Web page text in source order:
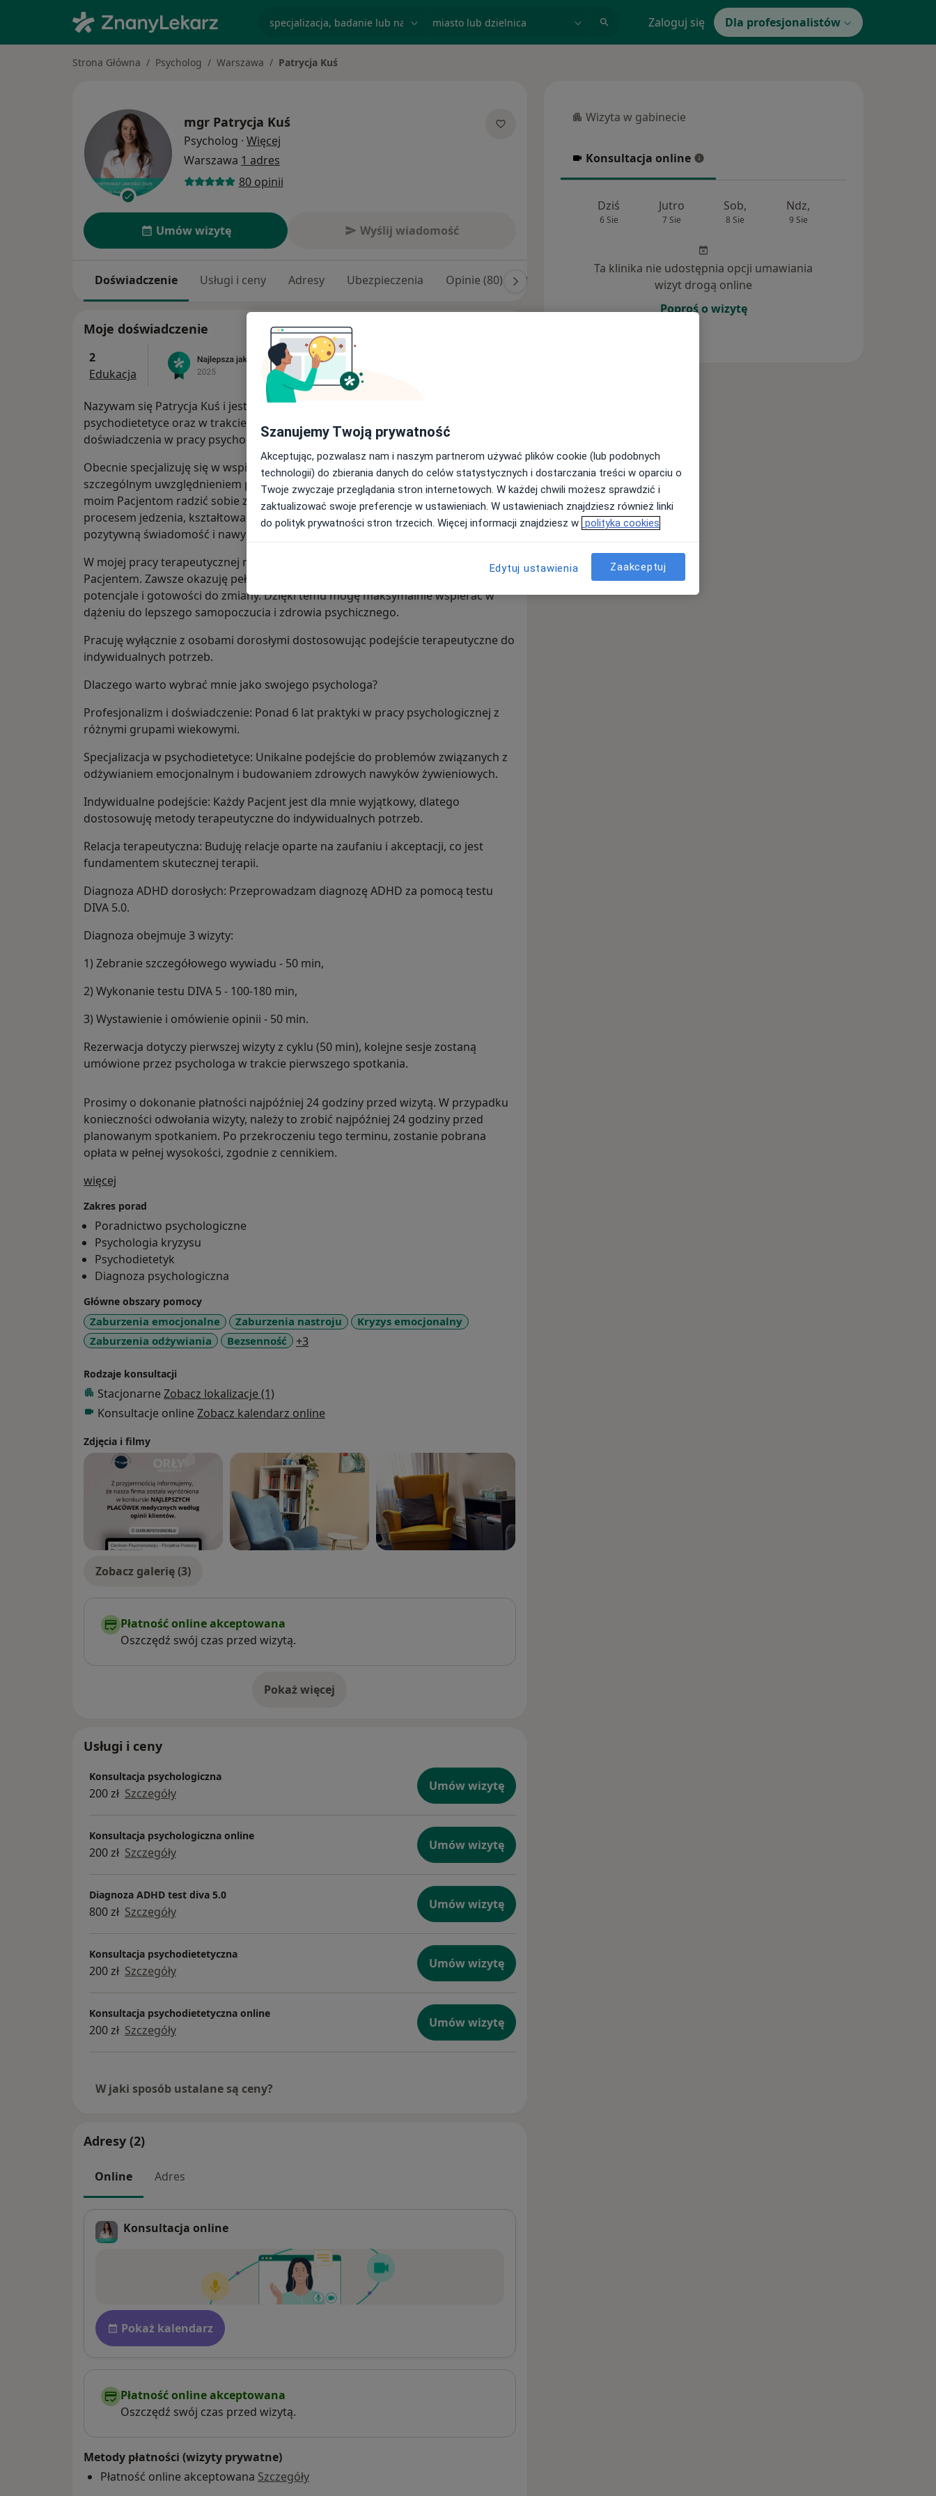
Zaloguj się Dla profesjonalistów
Strona Główna Psycholog Warszawa Patrycja Kuś
mgr Patrycja Kuś
Psycholog · Więcej
Warszawa 1 adres
80 opinii
Umów wizytę Wyślij wiadomość
Doświadczenie Usługi i ceny Adresy Ubezpieczenia Opinie (80) Odpowiedzi na pytania (4)
Moje doświadczenie
2
Edukacja
Nazywam się Patrycja Kuś i jestem psychologiem specjalizującym się w
psychodietetyce oraz w trakcie specjalizacji z terapii uzależnień. Mam 6 lat
doświadczenia w pracy psychologicznej z osobami dorosłymi.
Obecnie specjalizuję się w wspieraniu osób w kryzysach i konfliktach, ze
szczególnym uwzględnieniem psychologicznych aspektów odżywiania. Pomagam
moim Pacjentom radzić sobie z jedzeniem emocjonalnym, odzyskać kontrolę nad
procesem jedzenia, kształtować zdrowe relacje z jedzeniem oraz budować
pozytywną świadomość i nawyki żywieniowe.
W mojej pracy terapeutycznej najważniejsze jest nawiązanie autentycznej relacji z
Pacjentem. Zawsze okazuję pełną akceptację oraz koncentrując się na zasobach,
potencjale i gotowości do zmiany. Dzięki temu mogę maksymalnie wspierać w
dążeniu do lepszego samopoczucia i zdrowia psychicznego.
Pracuję wyłącznie z osobami dorosłymi dostosowując podejście terapeutyczne do
indywidualnych potrzeb.
Dlaczego warto wybrać mnie jako swojego psychologa?
Profesjonalizm i doświadczenie: Ponad 6 lat praktyki w pracy psychologicznej z
różnymi grupami wiekowymi.
Specjalizacja w psychodietetyce: Unikalne podejście do problemów związanych z
odżywianiem emocjonalnym i budowaniem zdrowych nawyków żywieniowych.
Indywidualne podejście: Każdy Pacjent jest dla mnie wyjątkowy, dlatego
dostosowuję metody terapeutyczne do indywidualnych potrzeb.
Relacja terapeutyczna: Buduję relacje oparte na zaufaniu i akceptacji, co jest
fundamentem skutecznej terapii.
Diagnoza ADHD dorosłych: Przeprowadzam diagnozę ADHD za pomocą testu
DIVA 5.0.
Diagnoza obejmuje 3 wizyty:
1) Zebranie szczegółowego wywiadu - 50 min,
2) Wykonanie testu DIVA 5 - 100-180 min,
3) Wystawienie i omówienie opinii - 50 min.
Rezerwacja dotyczy pierwszej wizyty z cyklu (50 min), kolejne sesje zostaną
umówione przez psychologa w trakcie pierwszego spotkania.
Prosimy o dokonanie płatności najpóźniej 24 godziny przed wizytą. W przypadku
konieczności odwołania wizyty, należy to zrobić najpóźniej 24 godziny przed
planowanym spotkaniem. Po przekroczeniu tego terminu, zostanie pobrana
opłata w pełnej wysokości, zgodnie z cennikiem.
więcej
Zakres porad
Poradnictwo psychologiczne
Psychologia kryzysu
Psychodietetyk
Diagnoza psychologiczna
Główne obszary pomocy
Zaburzenia emocjonalne Zaburzenia nastroju
Kryzys emocjonalny
Zaburzenia odżywiania
Bezsenność +3
Rodzaje konsultacji
Stacjonarne Zobacz lokalizacje (1)
Konsultacje online Zobacz kalendarz online
Zdjęcia i filmy
Zobacz galerię (3)
Płatność online akceptowana
Oszczędź swój czas przed wizytą.
Pokaż więcejo doświadczeniu
Usługi i ceny
Konsultacja psychologiczna
200 zł Szczegóły Umów wizytę
Konsultacja psychologiczna online
200 zł Szczegóły Umów wizytę
Diagnoza ADHD test diva 5.0
800 zł Szczegóły Umów wizytę
Konsultacja psychodietetyczna
200 zł Szczegóły Umów wizytę
Konsultacja psychodietetyczna online
200 zł Szczegóły Umów wizytę
W jaki sposób ustalane są ceny?
Adresy (2)
Online Adres
Konsultacja online
Dostępność
Pokaż kalendarz
Płatność online akceptowana
Oszczędź swój czas przed wizytą.
Metody płatności (wizyty prywatne)
Płatność online akceptowana Szczegóły
Wizyta w gabinecie
Wizyta w gabinecie
Konsultacja online
Konsultacja online
Dziś
6 Sie
Jutro
7 Sie
Sob,
8 Sie
Ndz,
9 Sie
Ta klinika nie udostępnia opcji umawiania
wizyt drogą online
Poproś o wizytę
Szanujemy Twoją prywatność
Akceptując, pozwalasz nam i naszym partnerom używać plików cookie (lub podobnych
technologii) do zbierania danych do celów statystycznych i dostarczania treści w oparciu o
Twoje zwyczaje przeglądania stron internetowych. W każdej chwili możesz sprawdzić i
zaktualizować swoje preferencje w ustawieniach. W ustawieniach znajdziesz również linki
do polityk prywatności stron trzecich. Więcej informacji znajdziesz w polityka cookies
Edytuj ustawienia Zaakceptuj